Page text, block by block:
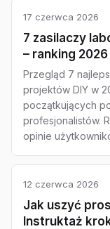
17 czerwca 2026
7 zasilaczy
– ranking 2026
Przegląd 7
projektów DIY w
początkujących
profesjonalistów.
opinie
12 czerwca 2026
Jak uszyć
Instruktaż